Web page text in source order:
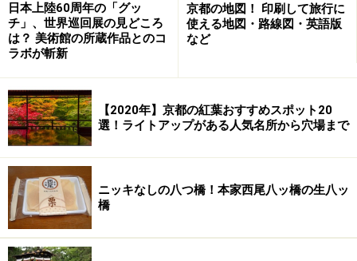
※記事内容は執筆時点のものです。最新の内容をご確認くださ
い。
日本上陸60周年の「グッ
チ」、世界巡回展の見どころ
は？ 美術館の所蔵作品とのコ
ラボが斬新
京都の地図！ 印刷して旅行に
使える地図・路線図・英語版
など
【2020年】京都の紅葉おすすめスポット20
選！ライトアップがある人気名所から穴場まで
ニッキなしの八つ橋！本家西尾八ッ橋の生八ッ
橋